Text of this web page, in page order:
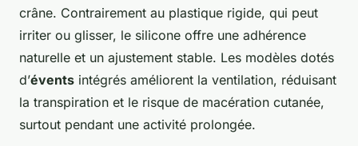
crâne. Contrairement au plastique rigide, qui peut
irriter ou glisser, le silicone offre une adhérence
naturelle et un ajustement stable. Les modèles dotés
d’évents intégrés améliorent la ventilation, réduisant
la transpiration et le risque de macération cutanée,
surtout pendant une activité prolongée.